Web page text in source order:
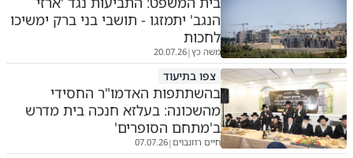
הנגב' יתמזגו - תושבי בני ברק ימשיכו
לחכות
משה כץ|
20.07.26
צפו בתיעוד
בהשתתפות האדמו"ר החסידי
מהשכונה: בעלזא חנכה בית מדרש
ב'מתחם הסופרים'
חיים רוזנבוים|
07.07.26